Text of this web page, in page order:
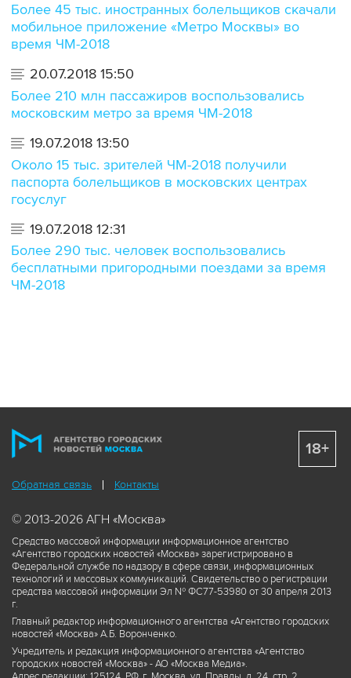
Более 45 тыс. иностранных болельщиков скачали
мобильное приложение «Метро Москвы» во
время ЧМ-2018
20.07.2018 15:50
Более 210 млн пассажиров воспользовались
московским метро за время ЧМ-2018
19.07.2018 13:50
Около 15 тыс. зрителей ЧМ-2018 получили
паспорта болельщиков в московских центрах
госуслуг
19.07.2018 12:31
Более 290 тыс. человек воспользовались
бесплатными пригородными поездами за время
ЧМ-2018
Обратная связь Контакты
© 2013-2026 АГН «Москва»
Средство массовой информации информационное агентство
«Агентство городских новостей «Москва» зарегистрировано в
Федеральной службе по надзору в сфере связи, информационных
технологий и массовых коммуникаций. Свидетельство о регистрации
средства массовой информации Эл № ФС77-53980 от 30 апреля 2013
г.
Главный редактор информационного агентства «Агентство городских
новостей «Москва» А.Б. Воронченко.
Учредитель и редакция информационного агентства «Агентство
городских новостей «Москва» - АО «Москва Медиа».
18+